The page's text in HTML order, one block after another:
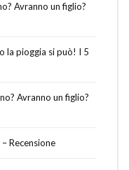
Avranno un figlio?
la pioggia si può! I 5
Avranno un figlio?
Recensione